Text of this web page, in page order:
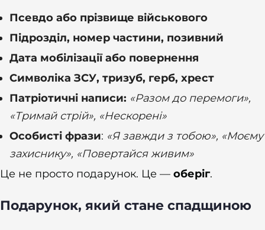
Псевдо або прізвище військового
Підрозділ, номер частини, позивний
Дата мобілізації або повернення
Символіка ЗСУ, тризуб, герб, хрест
Патріотичні написи: «Разом до перемоги»,
«Тримай стрій», «Нескорені»
Особисті фрази: «Я завжди з тобою», «Моєму
захиснику», «Повертайся живим»
Це не просто подарунок. Це — оберіг.
Подарунок, який стане спадщиною